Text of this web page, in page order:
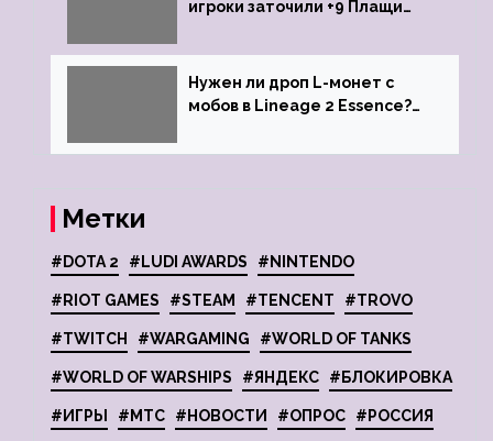
игроки заточили +9 Плащи
Нужен ли дроп L-монет с
мобов в Lineage 2 Essence?
Метки
#DOTA 2 #LUDI AWARDS #NINTENDO
#RIOT GAMES #STEAM #TENCENT #TROVO
#TWITCH #WARGAMING #WORLD OF TANKS
#WORLD OF WARSHIPS #ЯНДЕКС #БЛОКИРОВКА
#ИГРЫ #МТС #НОВОСТИ #ОПРОС #РОССИЯ